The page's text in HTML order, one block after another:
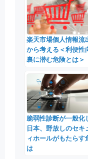
楽天市場個人情報流
から考える＜利便性
裏に潜む危険とは＞
脆弱性診断が一般化
日本、野放しのセキ
ィホールがもたらす
は